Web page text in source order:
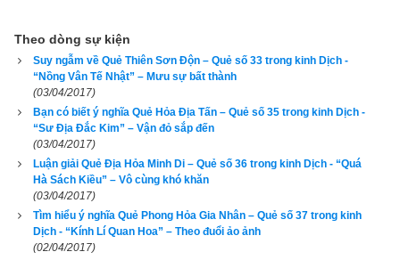
"Thợ mộc được gỗ, vận sắp lên,
Buôn bán, cầu tài, rất thuận hên.
Hôn nhân, góp vốn, đều đắc lộc,
Theo dòng sự kiện
Suy ngẫm về Quẻ Thiên Sơn Độn – Quẻ số 33 trong kinh Dịch -
“Nồng Vân Tế Nhật” – Mưu sự bất thành
(03/04/2017)
Bạn có biết ý nghĩa Quẻ Hỏa Địa Tấn – Quẻ số 35 trong kinh Dịch -
“Sư Địa Đắc Kim” – Vận đỏ sắp đến
(03/04/2017)
Luận giải Quẻ Địa Hỏa Minh Di – Quẻ số 36 trong kinh Dịch - “Quá
Hà Sách Kiều” – Vô cùng khó khăn
(03/04/2017)
Tìm hiểu ý nghĩa Quẻ Phong Hỏa Gia Nhân – Quẻ số 37 trong kinh
Dịch - “Kính Lí Quan Hoa” – Theo đuổi ảo ảnh
(02/04/2017)